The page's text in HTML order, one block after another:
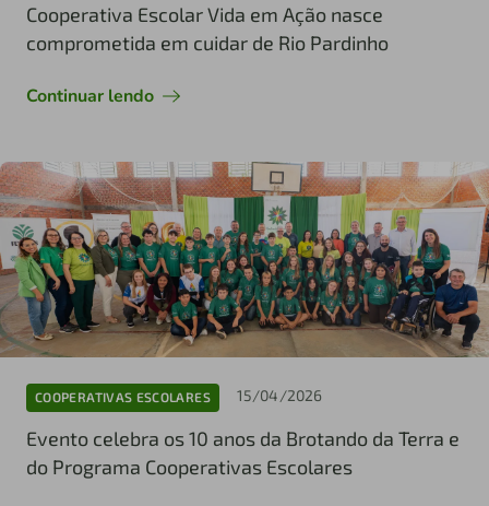
Cooperativa Escolar Vida em Ação nasce
comprometida em cuidar de Rio Pardinho
Continuar lendo
COOPERATIVAS ESCOLARES 15/04/2026
Evento celebra os 10 anos da Brotando da Terra e
do Programa Cooperativas Escolares